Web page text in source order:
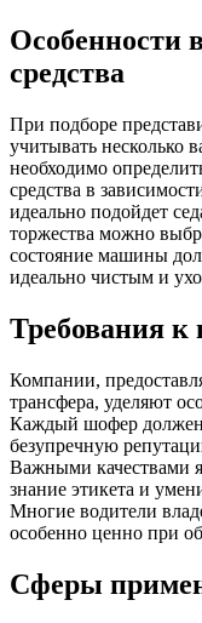
Особенности
средства
При подборе
учитывать несколько
необходимо
средства в
идеально подойдет
торжества можно
состояние машины
идеально чистым и
Требования к
Компании,
трансфера, уделяют
Каждый шофер
безупречную
Важными качествами
знание этикета и
Многие водители
особенно ценно при
Сферы